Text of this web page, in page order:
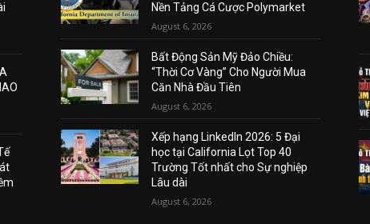
Nền Tảng Cá Cược Polymarket
August 6, 2026
Bất Động Sản Mỹ Đảo Chiều:
“Thời Cơ Vàng” Cho Người Mua
Căn Nhà Đầu Tiên
August 6, 2026
Xếp hạng LinkedIn 2026: 5 Đại
học tại California Lọt Top 40
Trường Tốt nhất cho Sự nghiệp
Lâu dài
August 6, 2026